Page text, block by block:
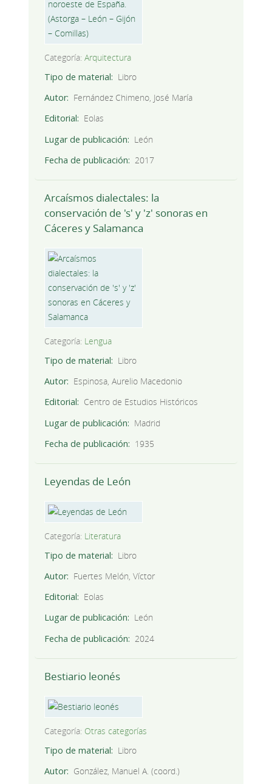
Categoría: Arquitectura
Tipo de material
Libro
Autor
Fernández Chimeno, José María
Editorial
Eolas
Lugar de publicación
León
Fecha de publicación
2017
Arcaísmos dialectales: la
conservación de 's' y 'z' sonoras en
Cáceres y Salamanca
Categoría: Lengua
Tipo de material
Libro
Autor
Espinosa, Aurelio Macedonio
Editorial
Centro de Estudios Históricos
Lugar de publicación
Madrid
Fecha de publicación
1935
Leyendas de León
Categoría: Literatura
Tipo de material
Libro
Autor
Fuertes Melón, Víctor
Editorial
Eolas
Lugar de publicación
León
Fecha de publicación
2024
Bestiario leonés
Categoría: Otras categorías
Tipo de material
Libro
Autor
González, Manuel A. (coord.)